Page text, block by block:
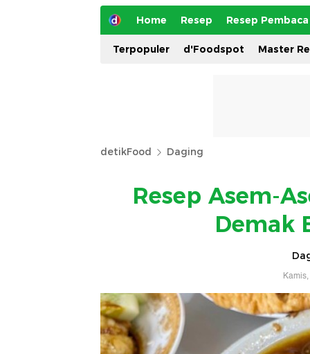
Home Resep Resep Pembaca
Terpopuler d'Foodspot Master
detikFood Daging
Resep Asem-
Demak